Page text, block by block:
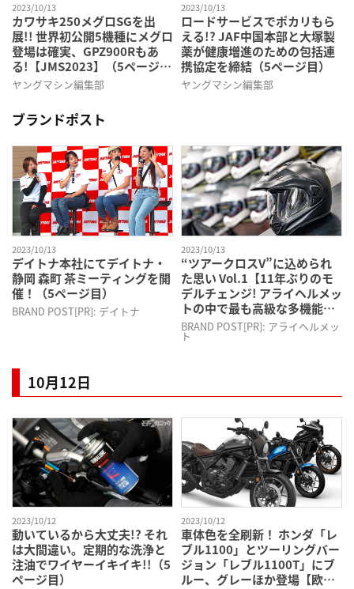
2023/10/13
カワサキ250メグロSGを出
展!! 世界初公開5機種にメグロ
登場は確実、GPZ900Rもあ
る!【JMS2023】（5ページ
目）
ヤングマシン編集部
2023/10/13
ロードサービスでポカリもら
える!? JAF中国本部と大塚製
薬が健康増進のための包括連
携協定を締結（5ページ目）
ヤングマシン編集部
ブランドポスト
2023/10/13
デイトナ本社にてデイトナ・
静岡 森町 茶ミーティングを開
催！（5ページ目）
BRAND POST[PR]: デイトナ
2023/10/13
“ツアークロスV”に込められ
た思い Vol.1【11年ぶりのモ
デルチェンジ! アライヘルメッ
トの中で最も高級な多機能ヘ
ルメットに!】（5ページ目）
BRAND POST[PR]: アライヘルメッ
ト
10月12日
2023/10/12
動いているから大丈夫!? それ
は大間違い。定期的な洗浄と
注油でワイヤーイキイキ!!（5
ページ目）
2023/10/12
車体色を全刷新！ ホンダ「レ
ブル1100」とツーリングバー
ジョン「レブル1100T」にブ
ルー、グレーほか登場【欧